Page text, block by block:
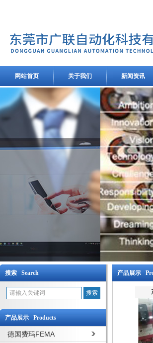
网站首页 关于我们 新闻资讯
搜索 Search
产品展示 Products
德国费玛FEMA
产品展示